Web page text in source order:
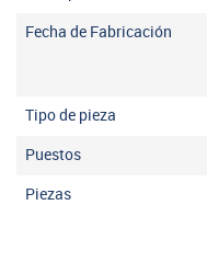
Fecha de Fabricación
Tipo de pieza
Puestos
Piezas